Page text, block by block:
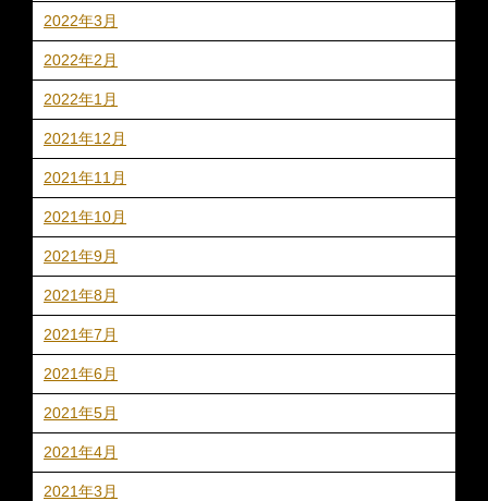
2022年3月
2022年2月
2022年1月
2021年12月
2021年11月
2021年10月
2021年9月
2021年8月
2021年7月
2021年6月
2021年5月
2021年4月
2021年3月